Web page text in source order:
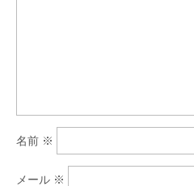
名前 ※
メール ※